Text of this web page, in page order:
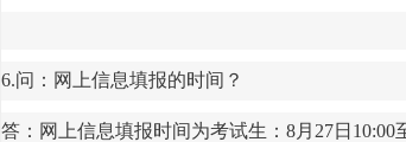
6.问：网上信息填报的时间？
答：网上信息填报时间为考试生： 8月 27日 10:00